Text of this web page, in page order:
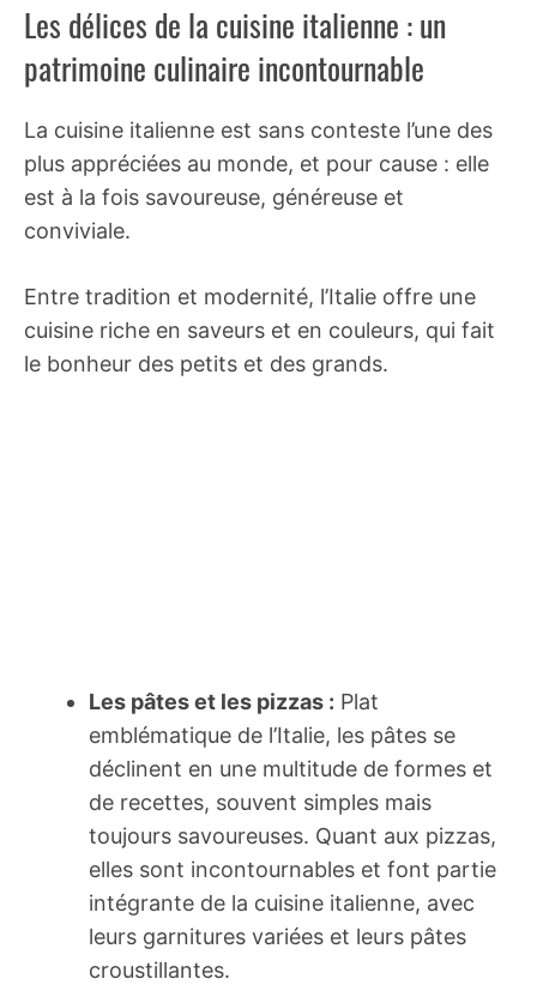
Les délices de la cuisine italienne : un
patrimoine culinaire incontournable
La cuisine italienne est sans conteste l’une des
plus appréciées au monde, et pour cause : elle
est à la fois savoureuse, généreuse et
conviviale.
Entre tradition et modernité, l’Italie offre une
cuisine riche en saveurs et en couleurs, qui fait
le bonheur des petits et des grands.
Les pâtes et les pizzas : Plat
emblématique de l’Italie, les pâtes se
déclinent en une multitude de formes et
de recettes, souvent simples mais
toujours savoureuses. Quant aux pizzas,
elles sont incontournables et font partie
intégrante de la cuisine italienne, avec
leurs garnitures variées et leurs pâtes
croustillantes.